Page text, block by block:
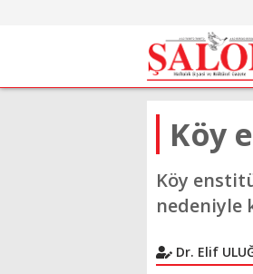
Köy
Köy
nedeniyle
Dr. Elif